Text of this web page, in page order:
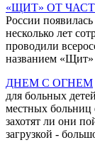
«ЩИТ» ОТ
России
несколько лет
проводили
названием «Щит»
ДНЕМ С ОГНЕМ
для больных
местных больниц
захотят ли они
загрузкой -